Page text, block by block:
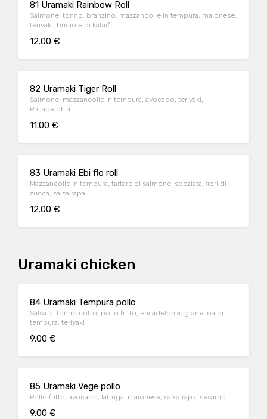
81 Uramaki Rainbow Roll
Salmone, tonno, branzino, mazzancolle in tempura, maionese,
teriyaki, briciole di kataifi
12.00 €
82 Uramaki Tiger Roll
Salmone, mazzancolle in tempura, avocado, teriyaki,
Philadelphia
11.00 €
83 Uramaki Ebi flo roll
Mazzancolle in tempura, tartare di salmone, speziata, fiori di
zucca, salsa rapa
12.00 €
Uramaki chicken
84 Uramaki Tempura pollo
Salsa di tonno cotto, pollo fritto, Philadelphia, granelloa di
tempura, teriyaki
9.00 €
85 Uramaki Vege pollo
Pollo fritto, avocado, lattuga, maionese, salsa rapa, sesamo
9.00 €